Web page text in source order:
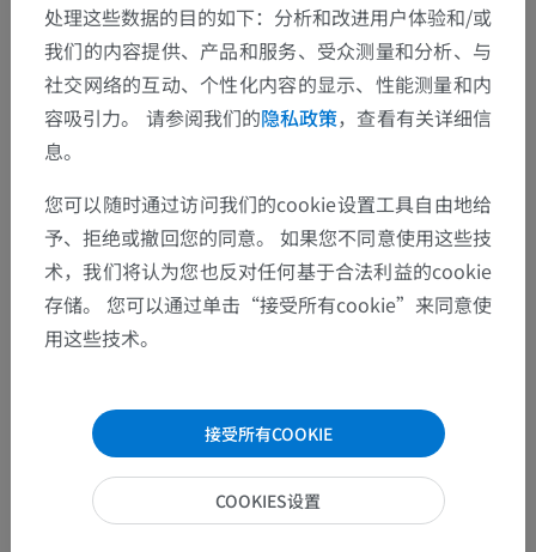
翻译
发现错误？
欢迎提出更正、翻译或内容改进的建议。
检举错误
下载APP
处理这些数据的目的如下：分析和改进用户体验和/或
我们的内容提供、产品和服务、受众测量和分析、与
社交网络的互动、个性化内容的显示、性能测量和内
容吸引力。 请参阅我们的隐私政策，查看有关详细信
息。
您可以随时通过访问我们的cookie设置工具自由地给
予、拒绝或撤回您的同意。 如果您不同意使用这些技
术，我们将认为您也反对任何基于合法利益的cookie
存储。 您可以通过单击“接受所有cookie”来同意使
用这些技术。
接受所有COOKIE
COOKIES设置